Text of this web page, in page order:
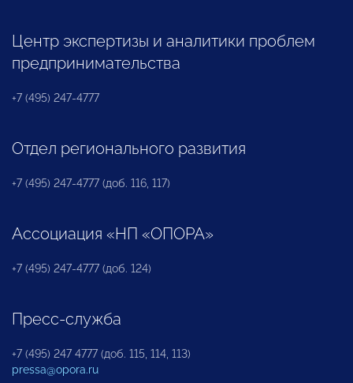
Центр экспертизы и аналитики проблем
предпринимательства
+7 (495) 247-4777
Отдел регионального развития
+7 (495) 247-4777 (доб. 116, 117)
Ассоциация «НП «ОПОРА»
+7 (495) 247-4777 (доб. 124)
Пресс-служба
+7 (495) 247 4777 (доб. 115, 114, 113)
pressa@opora.ru